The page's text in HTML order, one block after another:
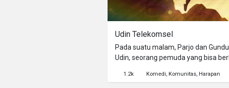
Udin Telekomsel
Pada suatu malam, Parjo dan
Udin, seorang pemuda yang bisa
ponselNya. Orang-orang
1.2k Komedi Komunitas Harapan